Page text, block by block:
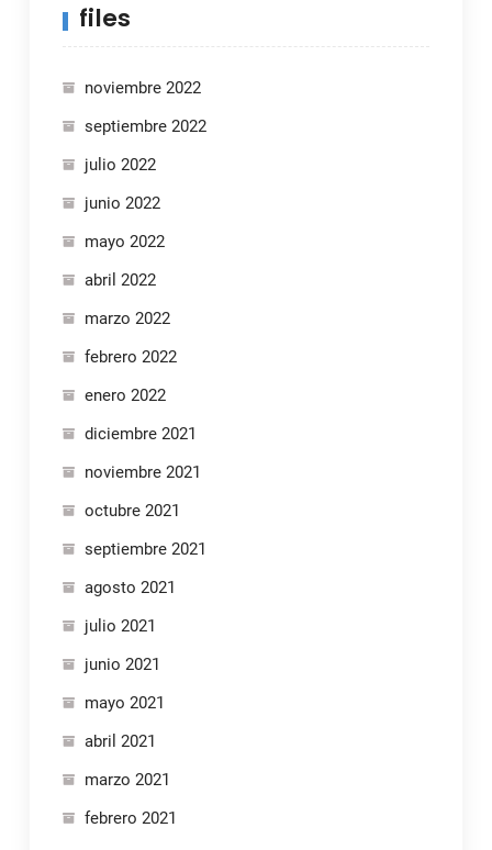
files
noviembre 2022
septiembre 2022
julio 2022
junio 2022
mayo 2022
abril 2022
marzo 2022
febrero 2022
enero 2022
diciembre 2021
noviembre 2021
octubre 2021
septiembre 2021
agosto 2021
julio 2021
junio 2021
mayo 2021
abril 2021
marzo 2021
febrero 2021